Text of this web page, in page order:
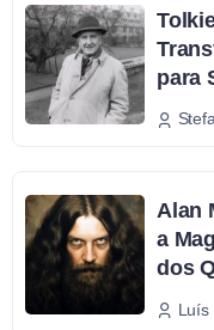
para
Alan
a
dos
Luís